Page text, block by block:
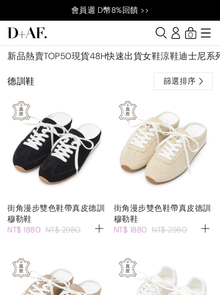
會員週 D幣8%回饋 >>
新品熱賣TOP50現貨48H快速出貨女鞋涼鞋迪士尼系
0
德訓鞋 篩選排序
街角漫步雙色鞋帶真皮德訓
穆勒鞋
NT$ 1880 NT$ 2980
街角漫步雙色鞋帶真皮德訓
穆勒鞋
NT$ 1880 NT$ 2980